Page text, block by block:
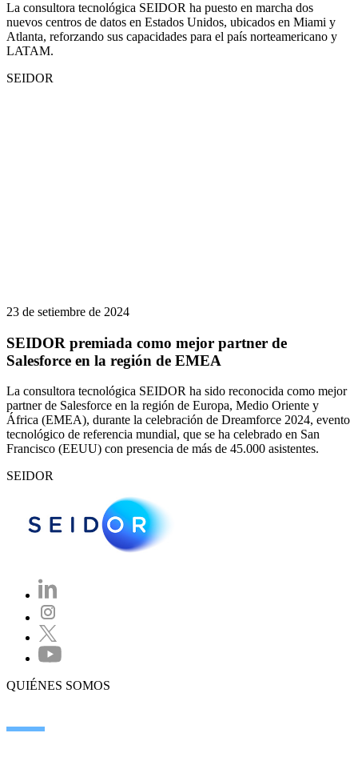
La consultora tecnológica SEIDOR ha puesto en marcha dos
nuevos centros de datos en Estados Unidos, ubicados en Miami y
Atlanta, reforzando sus capacidades para el país norteamericano y
LATAM.
SEIDOR
23 de setiembre de 2024
SEIDOR premiada como mejor partner de
Salesforce en la región de EMEA
La consultora tecnológica SEIDOR ha sido reconocida como mejor
partner de Salesforce en la región de Europa, Medio Oriente y
África (EMEA), durante la celebración de Dreamforce 2024, evento
tecnológico de referencia mundial, que se ha celebrado en San
Francisco (EEUU) con presencia de más de 45.000 asistentes.
SEIDOR
QUIÉNES SOMOS